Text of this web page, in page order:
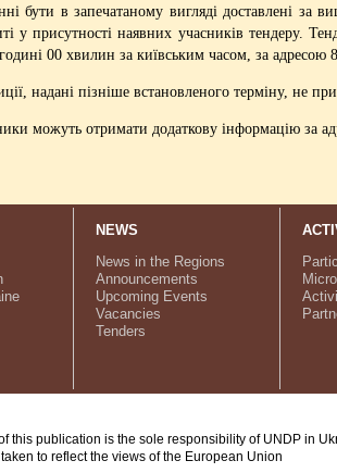
бути в запечатаному вигляді доставлені
у присутності наявних учасників тендеру.
годині 00 хвилин за київським часом, за
надані пізніше встановленого терміну, не
можуть отримати додаткову інформацію за
NEWS
News in the Regions
Announcements
Upcoming Events
Vacancies
Tenders
this publication is the sole responsibility of UNDP in
to reflect the views of the European Union